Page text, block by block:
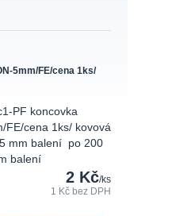
5mm/FE/cena 1ks/
PF koncovka
FE/cena 1ks/ kovová
mm balení po 200
balení
2 Kč/ks
1 Kčbez DPH